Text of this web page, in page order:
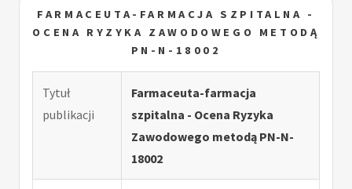
FARMACEUTA-FARMACJA SZPITALNA -
OCENA RYZYKA ZAWODOWEGO METODĄ
PN-N-18002
Tytuł
publikacji
Farmaceuta-farmacja
szpitalna - Ocena Ryzyka
Zawodowego metodą PN-N-
18002